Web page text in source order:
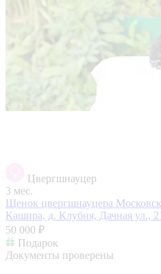
Цвергшнауцер
3 мес.
Щенок цвергшнауцера
Кашира, д. Клубня, Дачная ул.,
50 000 ₽
Подарок
Документы проверены